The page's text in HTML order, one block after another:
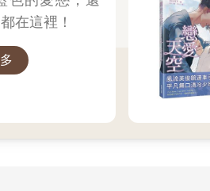
在這裡！